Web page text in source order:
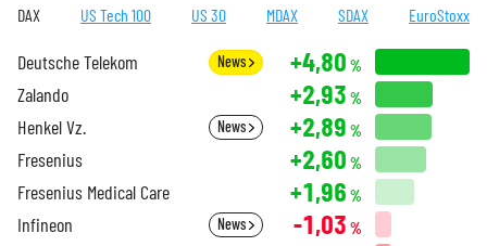
DAX US Tech 100 US 30 MDAX SDAX EuroStoxx
Deutsche Telekom News +4,80 %
Zalando +2,93 %
Henkel Vz. News +2,89 %
Fresenius +2,60 %
Fresenius Medical Care +1,96 %
Infineon News -1,03 %